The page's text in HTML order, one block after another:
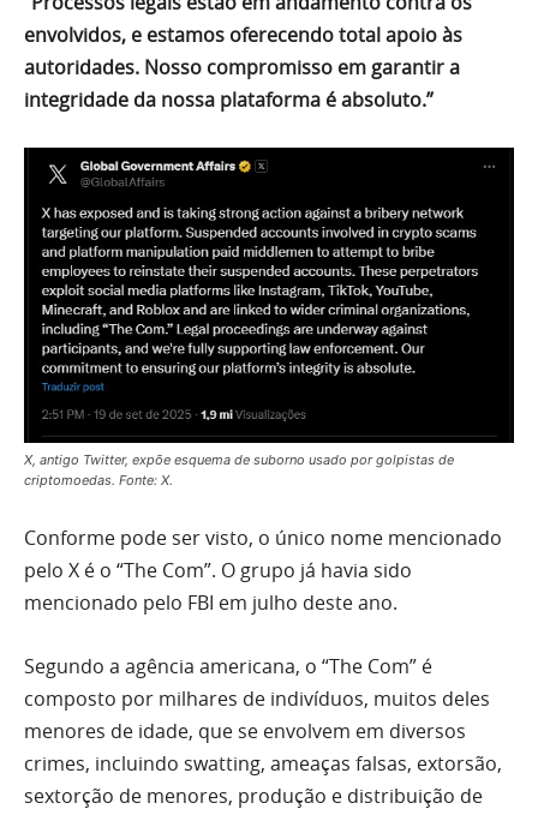
envolvidos, e estamos oferecendo total apoio às
autoridades. Nosso compromisso em garantir a
integridade da nossa plataforma é absoluto.”
X, antigo Twitter, expõe esquema de suborno usado por golpistas de
criptomoedas. Fonte: X.
Conforme pode ser visto, o único nome mencionado
pelo X é o “The Com”. O grupo já havia sido
mencionado pelo FBI em julho deste ano.
Segundo a agência americana, o “The Com” é
composto por milhares de indivíduos, muitos deles
menores de idade, que se envolvem em diversos
crimes, incluindo swatting, ameaças falsas, extorsão,
sextorção de menores, produção e distribuição de